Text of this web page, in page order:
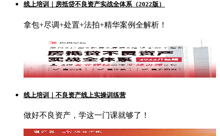
线上培训｜房抵贷不良资产实战全体系（2022版）
拿包+尽调+处置+法拍+精华案例全解析！
线上培训｜不良资产线上实操训练营
做好不良资产，学这一门课就够了！